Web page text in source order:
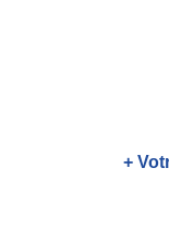
+